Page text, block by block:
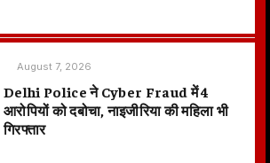
August 7, 2026
Delhi Police ने Cyber Fraud में 4
आरोपियों को दबोचा, नाइजीरिया की महिला भी
गिरफ्तार